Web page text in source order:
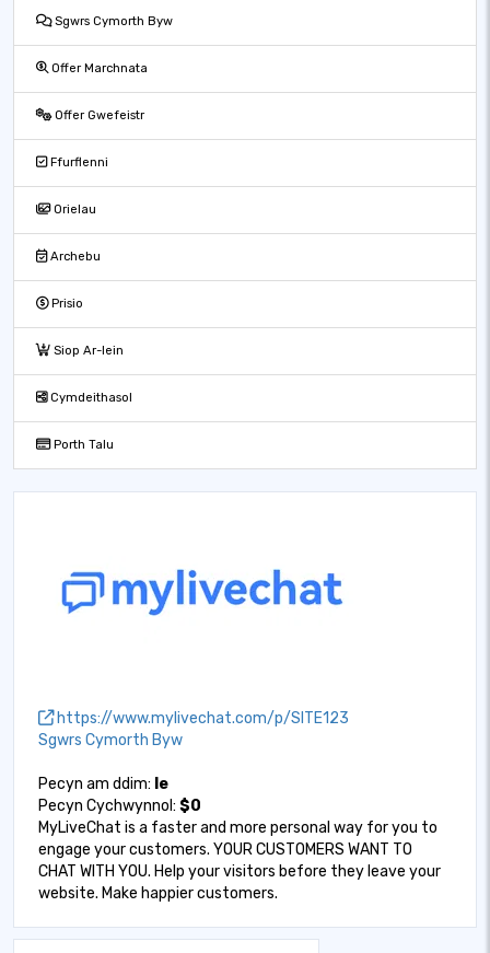
Sgwrs Cymorth Byw
Offer Marchnata
Offer Gwefeistr
Ffurflenni
Orielau
Archebu
Prisio
Siop Ar-lein
Cymdeithasol
Porth Talu
https://www.mylivechat.com/p/SITE123
Sgwrs Cymorth Byw
Pecyn am ddim: Ie
Pecyn Cychwynnol: $0
MyLiveChat is a faster and more personal way for you to
engage your customers. YOUR CUSTOMERS WANT TO
CHAT WITH YOU. Help your visitors before they leave your
website. Make happier customers.